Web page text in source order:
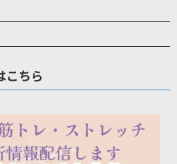
こちら